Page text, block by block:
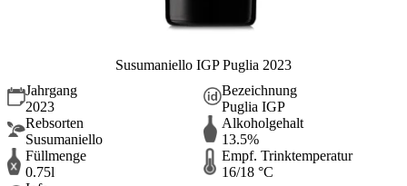
Susumaniello IGP Puglia 2023
Jahrgang
2023
Bezeichnung
Puglia IGP
Rebsorten
Susumaniello
Alkoholgehalt
13.5%
Füllmenge
0.75l
Empf. Trinktemperatur
16/18 °C